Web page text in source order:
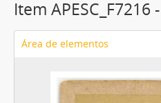
Item APESC_F7216
Área de elementos